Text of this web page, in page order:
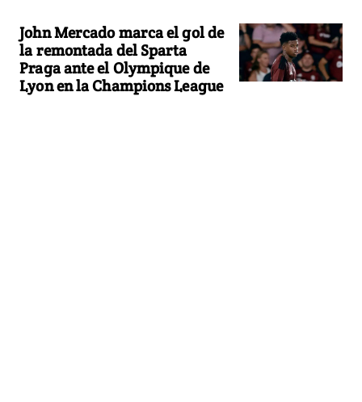
John Mercado marca el gol de
la remontada del Sparta
Praga ante el Olympique de
Lyon en la Champions League